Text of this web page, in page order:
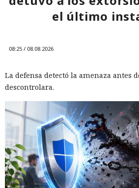
el último
08:25 / 08.08.2026
La defensa detectó la amenaza antes
descontrolara.